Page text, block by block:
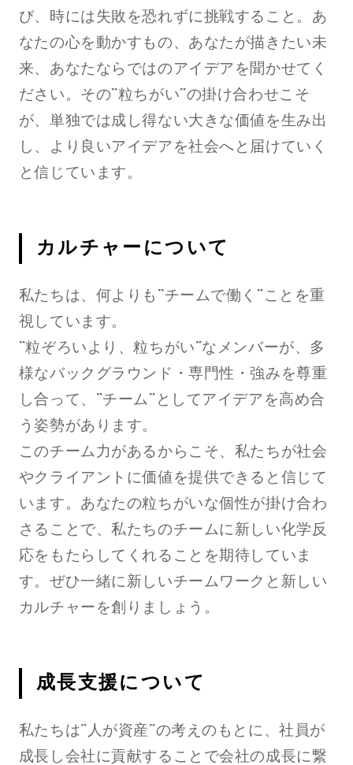
び、時には失敗を恐れずに挑戦すること。あ
なたの心を動かすもの、あなたが描きたい未
来、あなたならではのアイデアを聞かせてく
ださい。その“粒ちがい”の掛け合わせこそ
が、単独では成し得ない大きな価値を生み出
し、より良いアイデアを社会へと届けていく
と信じています。
カルチャーについて
私たちは、何よりも“チームで働く”ことを重
視しています。
“粒ぞろいより、粒ちがい”なメンバーが、多
様なバックグラウンド・専門性・強みを尊重
し合って、“チーム”としてアイデアを高め合
う姿勢があります。
このチーム力があるからこそ、私たちが社会
やクライアントに価値を提供できると信じて
います。あなたの粒ちがいな個性が掛け合わ
さることで、私たちのチームに新しい化学反
応をもたらしてくれることを期待していま
す。ぜひ一緒に新しいチームワークと新しい
カルチャーを創りましょう。
成長支援について
私たちは“人が資産”の考えのもとに、社員が
成長し会社に貢献することで会社の成長に繋